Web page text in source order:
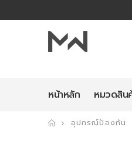
หน้าหลัก หมวดสิน
อุปกรณ์ป้องกัน